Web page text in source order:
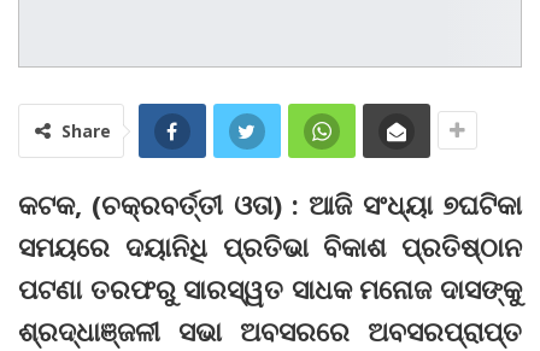
Share
କଟକ, (ଚକ୍ରବର୍ତ୍ତୀ ଓତା) : ଆଜି ସଂଧ୍ୟା ୭ଘଟିକା
ସମୟରେ ଦୟାନିଧି ପ୍ରତିଭା ବିକାଶ ପ୍ରତିଷ୍ଠାନ
ପଟଣା ତରଫରୁ ସାରସ୍ୱତ ସାଧକ ମନୋଜ ଦାସଙ୍କୁ
ଶ୍ରଦ୍ଧାଞ୍ଜଳୀ ସଭା ଅବସରରେ ଅବସରପ୍ରାପ୍ତ